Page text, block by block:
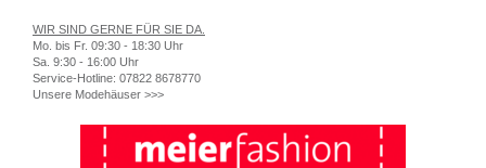
WIR SIND GERNE FÜR SIE DA.
Mo. bis Fr. 09:30 - 18:30 Uhr
Sa. 9:30 - 16:00 Uhr
Service-Hotline: 07822 8678770
Unsere Modehäuser >>>